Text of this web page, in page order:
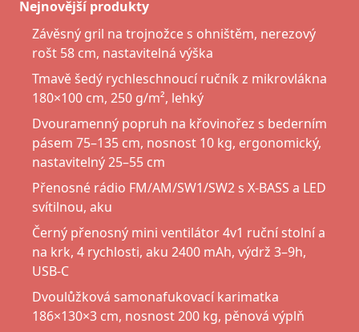
Nejnovější produkty
Závěsný gril na trojnožce s ohništěm, nerezový
rošt 58 cm, nastavitelná výška
Tmavě šedý rychleschnoucí ručník z mikrovlákna
180×100 cm, 250 g/m², lehký
Dvouramenný popruh na křovinořez s bederním
pásem 75–135 cm, nosnost 10 kg, ergonomický,
nastavitelný 25–55 cm
Přenosné rádio FM/AM/SW1/SW2 s X-BASS a LED
svítilnou, aku
Černý přenosný mini ventilátor 4v1 ruční stolní a
na krk, 4 rychlosti, aku 2400 mAh, výdrž 3–9h,
USB-C
Dvoulůžková samonafukovací karimatka
186×130×3 cm, nosnost 200 kg, pěnová výplň